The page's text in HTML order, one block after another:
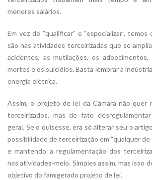
menores salários.
Em vez de “qualificar” e “especializar”,
são nas atividades terceirizadas que se
acidentes, as mutilações, os adoecimentos,
mortes e os suicídios. Basta lembrar a
energia elétrica.
Assim, o projeto de lei da Câmara não quer
terceirizados, mas de fato
geral. Se o quisesse, era só alterar seu o
possibilidade de terceirização em “qualquer de
e mantendo a regulamentação dos
nas atividades-meio. Simples assim, mas isso
objetivo do famigerado projeto de lei.